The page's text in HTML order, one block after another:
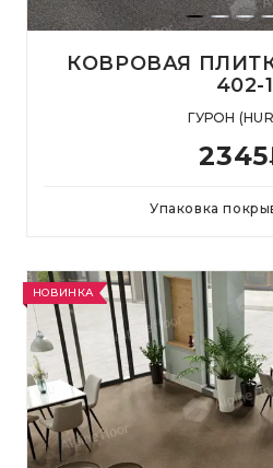
КОВРОВАЯ
402-1
ГУРОН
2345
Упаковка
НОВИНКА